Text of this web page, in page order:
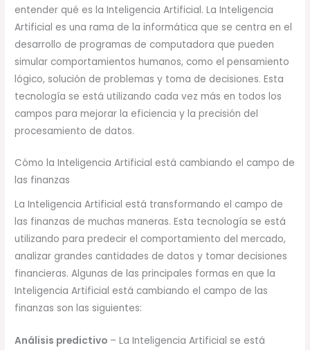
entender qué es la Inteligencia Artificial. La Inteligencia
Artificial es una rama de la informática que se centra en el
desarrollo de programas de computadora que pueden
simular comportamientos humanos, como el pensamiento
lógico, solución de problemas y toma de decisiones. Esta
tecnología se está utilizando cada vez más en todos los
campos para mejorar la eficiencia y la precisión del
procesamiento de datos.
Cómo la Inteligencia Artificial está cambiando el campo de
las finanzas
La Inteligencia Artificial está transformando el campo de
las finanzas de muchas maneras. Esta tecnología se está
utilizando para predecir el comportamiento del mercado,
analizar grandes cantidades de datos y tomar decisiones
financieras. Algunas de las principales formas en que la
Inteligencia Artificial está cambiando el campo de las
finanzas son las siguientes:
Análisis predictivo – La Inteligencia Artificial se está